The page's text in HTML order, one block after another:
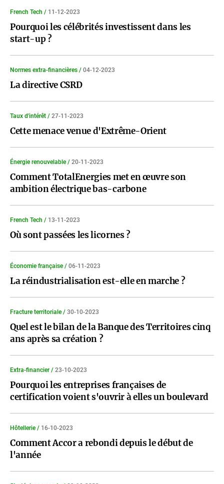
French Tech / 11-12-2023
Pourquoi les célébrités investissent dans les
start-up ?
Normes extra-financières / 04-12-2023
La directive CSRD
Taux d'intérêt / 27-11-2023
Cette menace venue d'Extrême-Orient
Énergie renouvelable / 20-11-2023
Comment TotalEnergies met en œuvre son
ambition électrique bas-carbone
French Tech / 13-11-2023
Où sont passées les licornes ?
Économie française / 06-11-2023
La réindustrialisation est-elle en marche ?
Fracture territoriale / 30-10-2023
Quel est le bilan de la Banque des Territoires cinq
ans après sa création ?
Extra-financier / 23-10-2023
Pourquoi les entreprises françaises de
certification voient s'ouvrir à elles un boulevard
Hôtellerie / 16-10-2023
Comment Accor a rebondi depuis le début de
l'année